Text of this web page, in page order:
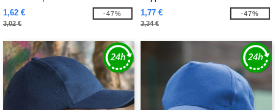
1,62 €
3,02 €
-47%
1,77 €
3,34 €
-47%